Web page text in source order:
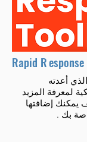
Rapid Response
أعدته
لمعرفة المزيد
يمكنك إضافتها
بك .